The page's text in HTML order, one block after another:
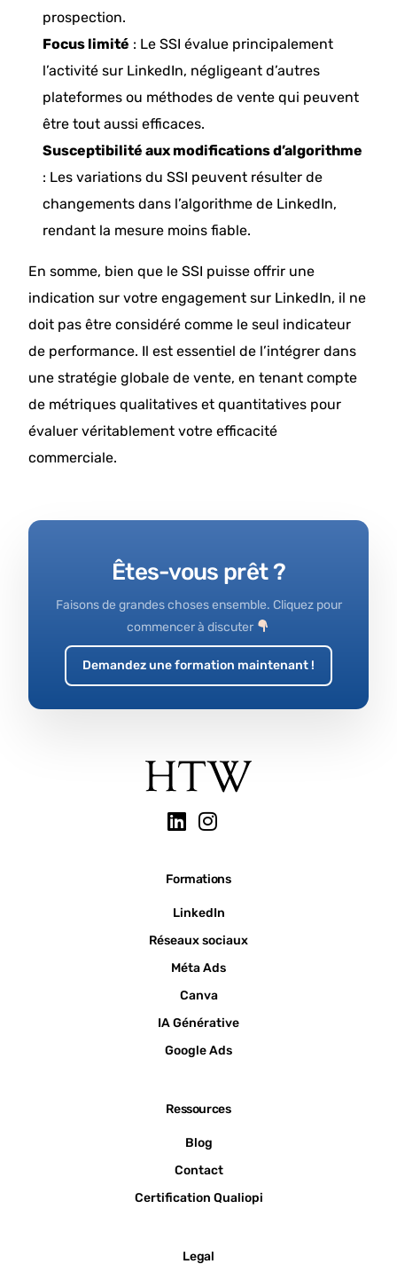
prospection. ​
Focus limité : Le SSI évalue principalement
l’activité sur LinkedIn, négligeant d’autres
plateformes ou méthodes de vente qui peuvent
être tout aussi efficaces. ​
Susceptibilité aux modifications d’algorithme
: Les variations du SSI peuvent résulter de
changements dans l’algorithme de LinkedIn,
rendant la mesure moins fiable. ​
En somme, bien que le SSI puisse offrir une
indication sur votre engagement sur LinkedIn, il ne
doit pas être considéré comme le seul indicateur
de performance. Il est essentiel de l’intégrer dans
une stratégie globale de vente, en tenant compte
de métriques qualitatives et quantitatives pour
évaluer véritablement votre efficacité
commerciale.
Êtes-vous prêt ?
Faisons de grandes choses ensemble. Cliquez pour
commencer à discuter
Demandez une formation maintenant !
Formations
LinkedIn
Réseaux sociaux
Méta Ads
Canva
IA Générative
Google Ads
Ressources
Blog
Contact
Certification Qualiopi
Legal